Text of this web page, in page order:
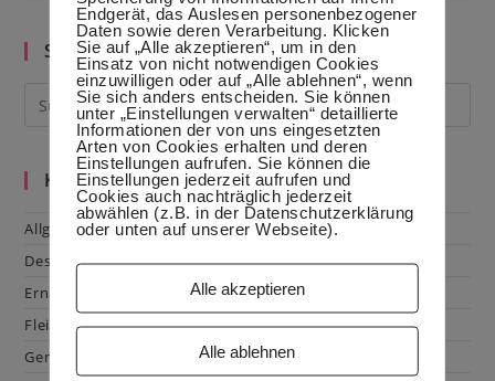
Suche im Blog
Kategorien
Allgemein
Dessert
Ernährung
Fleisch & Geflügel
Gemüse
Endgerät, das Auslesen personenbezogener
Daten sowie deren Verarbeitung. Klicken
Sie auf „Alle akzeptieren“, um in den
Einsatz von nicht notwendigen Cookies
einzuwilligen oder auf „Alle ablehnen“, wenn
Sie sich anders entscheiden. Sie können
unter „Einstellungen verwalten“ detaillierte
Informationen der von uns eingesetzten
Arten von Cookies erhalten und deren
Einstellungen aufrufen. Sie können die
Einstellungen jederzeit aufrufen und
Cookies auch nachträglich jederzeit
abwählen (z.B. in der Datenschutzerklärung
oder unten auf unserer Webseite).
Alle akzeptieren
Alle ablehnen